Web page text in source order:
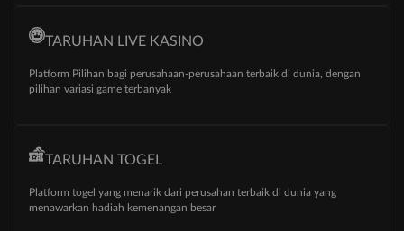
TARUHAN LIVE KASINO
Platform Pilihan bagi perusahaan-perusahaan terbaik di dunia, dengan
pilihan variasi game terbanyak
TARUHAN TOGEL
Platform togel yang menarik dari perusahan terbaik di dunia yang
menawarkan hadiah kemenangan besar